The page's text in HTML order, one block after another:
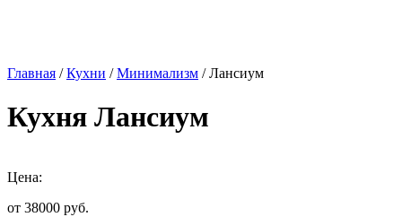
Главная /Кухни /Минимализм / Лансиум
Кухня Лансиум
Цена:
от 38000 руб.